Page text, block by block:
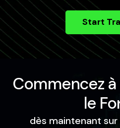
Start
Commencez
le
dès maintenant